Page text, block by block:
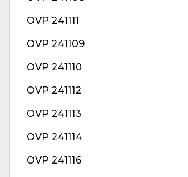
OVP 241111
OVP 241109
OVP 241110
OVP 241112
OVP 241113
OVP 241114
OVP 241116